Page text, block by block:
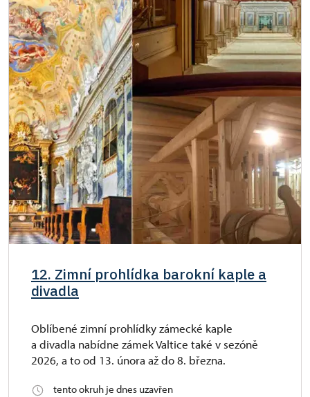
12. Zimní prohlídka barokní kaple a
divadla
Oblíbené zimní prohlídky zámecké kaple
a divadla nabídne zámek Valtice také v sezóně
2026, a to od 13. února až do 8. března.
tento okruh je dnes uzavřen